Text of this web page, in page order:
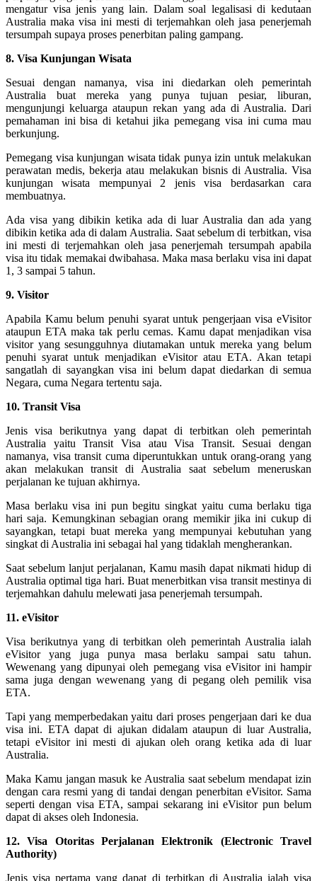
mengatur visa jenis yang lain. Dalam soal legalisasi di kedutaan
Australia maka visa ini mesti di terjemahkan oleh jasa penerjemah
tersumpah supaya proses penerbitan paling gampang.
8. Visa Kunjungan Wisata
Sesuai dengan namanya, visa ini diedarkan oleh pemerintah
Australia buat mereka yang punya tujuan pesiar, liburan,
mengunjungi keluarga ataupun rekan yang ada di Australia. Dari
pemahaman ini bisa di ketahui jika pemegang visa ini cuma mau
berkunjung.
Pemegang visa kunjungan wisata tidak punya izin untuk melakukan
perawatan medis, bekerja atau melakukan bisnis di Australia. Visa
kunjungan wisata mempunyai 2 jenis visa berdasarkan cara
membuatnya.
Ada visa yang dibikin ketika ada di luar Australia dan ada yang
dibikin ketika ada di dalam Australia. Saat sebelum di terbitkan, visa
ini mesti di terjemahkan oleh jasa penerjemah tersumpah apabila
visa itu tidak memakai dwibahasa. Maka masa berlaku visa ini dapat
1, 3 sampai 5 tahun.
9. Visitor
Apabila Kamu belum penuhi syarat untuk pengerjaan visa eVisitor
ataupun ETA maka tak perlu cemas. Kamu dapat menjadikan visa
visitor yang sesungguhnya diutamakan untuk mereka yang belum
penuhi syarat untuk menjadikan eVisitor atau ETA. Akan tetapi
sangatlah di sayangkan visa ini belum dapat diedarkan di semua
Negara, cuma Negara tertentu saja.
10. Transit Visa
Jenis visa berikutnya yang dapat di terbitkan oleh pemerintah
Australia yaitu Transit Visa atau Visa Transit. Sesuai dengan
namanya, visa transit cuma diperuntukkan untuk orang-orang yang
akan melakukan transit di Australia saat sebelum meneruskan
perjalanan ke tujuan akhirnya.
Masa berlaku visa ini pun begitu singkat yaitu cuma berlaku tiga
hari saja. Kemungkinan sebagian orang memikir jika ini cukup di
sayangkan, tetapi buat mereka yang mempunyai kebutuhan yang
singkat di Australia ini sebagai hal yang tidaklah mengherankan.
Saat sebelum lanjut perjalanan, Kamu masih dapat nikmati hidup di
Australia optimal tiga hari. Buat menerbitkan visa transit mestinya di
terjemahkan dahulu melewati jasa penerjemah tersumpah.
11. eVisitor
Visa berikutnya yang di terbitkan oleh pemerintah Australia ialah
eVisitor yang juga punya masa berlaku sampai satu tahun.
Wewenang yang dipunyai oleh pemegang visa eVisitor ini hampir
sama juga dengan wewenang yang di pegang oleh pemilik visa
ETA.
Tapi yang memperbedakan yaitu dari proses pengerjaan dari ke dua
visa ini. ETA dapat di ajukan didalam ataupun di luar Australia,
tetapi eVisitor ini mesti di ajukan oleh orang ketika ada di luar
Australia.
Maka Kamu jangan masuk ke Australia saat sebelum mendapat izin
dengan cara resmi yang di tandai dengan penerbitan eVisitor. Sama
seperti dengan visa ETA, sampai sekarang ini eVisitor pun belum
dapat di akses oleh Indonesia.
12. Visa Otoritas Perjalanan Elektronik (Electronic Travel
Authority)
Jenis visa pertama yang dapat di terbitkan di Australia ialah visa